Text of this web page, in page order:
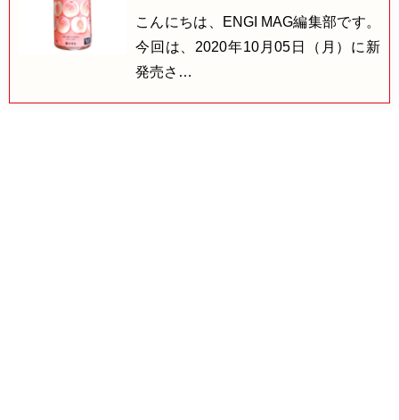
こんにちは、ENGI MAG編集部です。
今回は、2020年10月05日（月）に新
発売さ…